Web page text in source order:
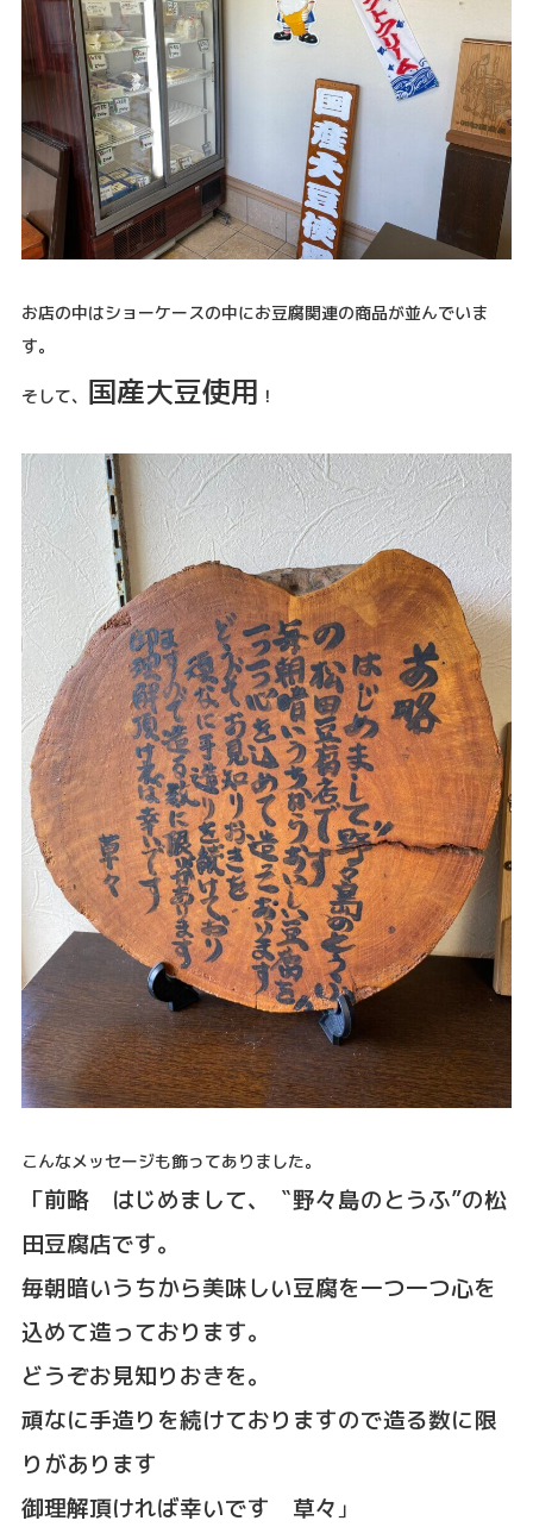
お店の中はショーケースの中にお豆腐関連の商品が並んでいま
す。
そして、 国産大豆使用 ！
こんなメッセージも飾ってありました。
「前略 はじめまして、〝野々島のとうふ”の松
田豆腐店です。
毎朝暗いうちから美味しい豆腐を一つ一つ心を
込めて造っております。
どうぞお見知りおきを。
頑なに手造りを続けておりますので造る数に限
りがあります
御理解頂ければ幸いです 草々 」